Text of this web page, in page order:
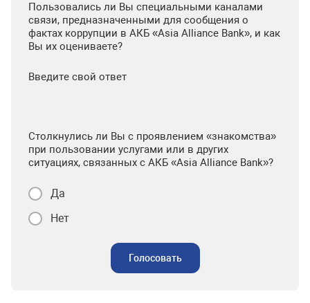
Пользовались ли Вы специальными каналами
связи, предназначенными для сообщения о
фактах коррупции в АКБ «Asia Alliance Bank», и как
Вы их оцениваете?
Введите свой ответ
Столкнулись ли Вы с проявлением «знакомства»
при пользовании услугами или в других
ситуациях, связанных с АКБ «Asia Alliance Bank»?
Да
Нет
Голосовать